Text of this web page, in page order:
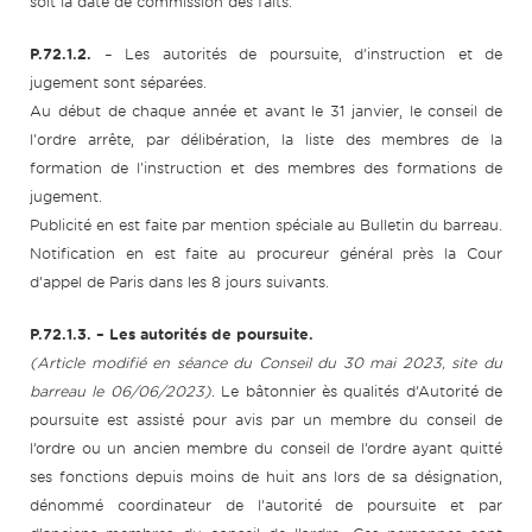
P.72.1.2. – Les autorités de poursuite, d’instruction et de
jugement sont séparées.
Au début de chaque année et avant le 31 janvier, le conseil de
l'ordre arrête, par délibération, la liste des membres de la
formation de l'instruction et des membres des formations de
jugement.
Publicité en est faite par mention spéciale au Bulletin du barreau.
Notification en est faite au procureur général près la Cour
d’appel de Paris dans les 8 jours suivants.
P.72.1.3. – Les autorités de poursuite.
(Article modifié en séance du Conseil du 30 mai 2023, site du
barreau le 06/06/2023). Le bâtonnier ès qualités d’Autorité de
poursuite est assisté pour avis par un membre du conseil de
l’ordre ou un ancien membre du conseil de l’ordre ayant quitté
ses fonctions depuis moins de huit ans lors de sa désignation,
dénommé coordinateur de l’autorité de poursuite et par